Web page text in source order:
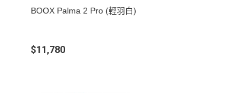
BOOX Palma 2 Pro (輕羽白)
$11,780